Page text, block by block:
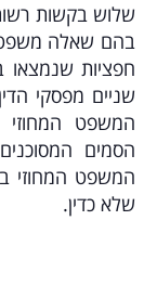
שלוש בקשות
בהם שאלה
חפציות שנמצאו
שניים מפסקי
המשפט המחוזי
הסמים
המשפט המחוזי
שלא כדין.